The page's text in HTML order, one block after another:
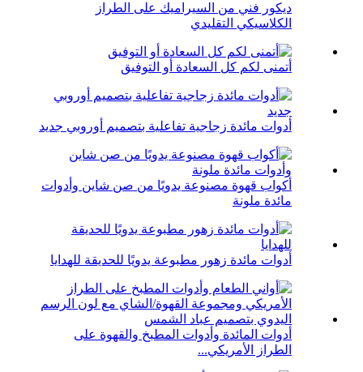
ديكور فني من السيراميك على الطراز
الكلاسيكي التقليدي
أتمنى لكم كل السعادة أو التوفيق
أدوات مائدة زجاجية تفاعلية بتصميم أوروبي جديد
أكواب قهوة مصنوعة يدويًا من صن شاين وأدوات
مائدة ملونة
أدوات مائدة زهور مطبوعة يدويًا للحديقة للهدايا
أدوات المائدة وأدوات المطبخ والقهوة على
الطراز الأمريكي...